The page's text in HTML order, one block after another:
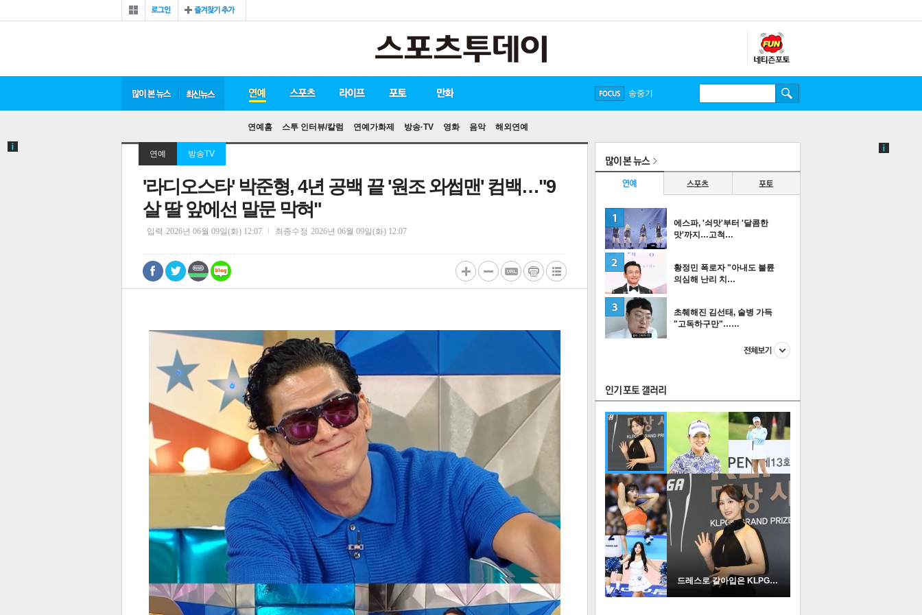
많이 본 뉴스 최신 뉴스 연예
연예홈 스투 인터뷰/칼럼 연예가화제 방송·TV 영화 음악 해외연예
스포츠 라이프 포토
FOCUS
송중기
연예 방송TV
'라디오스타' 박준형, 4년 공백 끝 '원조 와썹맨' 컴백…"9
살 딸 앞에선 말문 막혀"
입력 2026년 06월 09일(화) 12:07 최종수정 2026년 06월 09일(화) 12:07
트위 밴드 네이
댓글
0
텍스 텍스 url 복 인쇄 목록
많이 본 뉴스
연예
스포츠 포토
에스파, '쇠맛'부터 '달콤한
맛'까지…고척…
2
황정민 폭로자 "아내도 불륜
의심해 난리 치…
초췌해진 김선태, 술병 가득
"고독하구만"……
드레스로 갈아입은 KLPGA …